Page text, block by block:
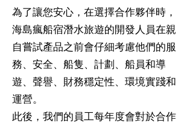
為了讓您安心，在選擇合作夥伴時，
海島瘋船宿潛水旅遊的開發人員在親
自嘗試產品之前會仔細考慮他們的服
務、安全、船隻、計劃、船員和導
遊、聲譽、財務穩定性、環境實踐和
運營。
此後，我們的員工每年度會對於合作